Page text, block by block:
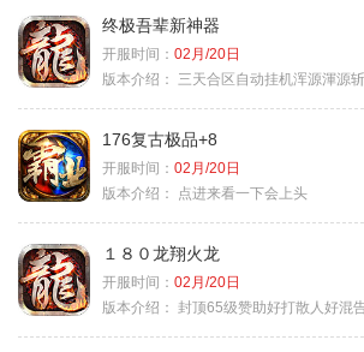
终极吾辈新神器
开服时间： 02月/20日
版本介绍：
三天合区自动挂机浑源渾源
176复古极品+8
开服时间： 02月/20日
版本介绍：
点进来看一下会上头
１８０龙翔火龙
开服时间： 02月/20日
版本介绍： 封顶65级赞助好打散人好混